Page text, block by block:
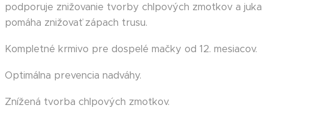
podporuje znižovanie tvorby chlpových zmotkov a juka
pomáha znižovať zápach trusu.
Kompletné krmivo pre dospelé mačky od 12. mesiacov.
Optimálna prevencia nadváhy.
Znížená tvorba chlpových zmotkov.